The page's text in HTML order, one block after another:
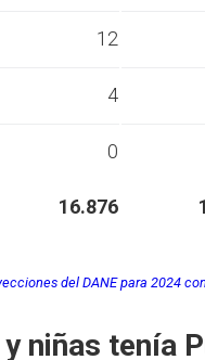
12
4
0
16.876
del DANE para 2024
niñas tenía